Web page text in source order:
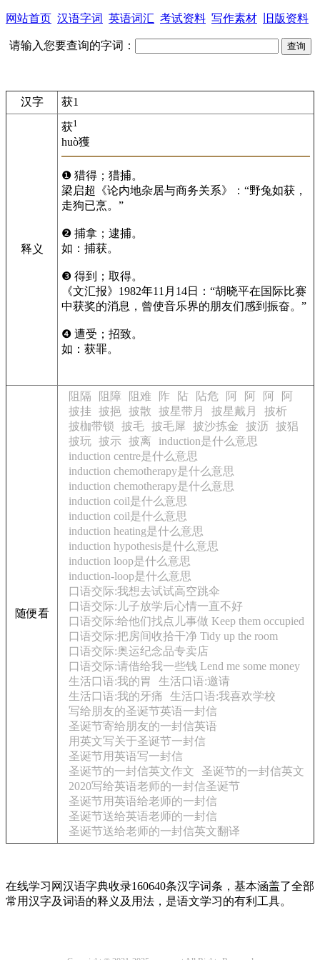
网站首页 汉语字词 英语词汇 考试资料 写作素材 旧版资料
请输入您要查询的字词：
汉字 获1
释义
获1
huò獲
❶ 猎得；猎捕。
梁启超《论内地杂居与商务关系》：“野兔如获，
走狗已烹。”
❷ 捕拿；逮捕。
如：捕获。
❸ 得到；取得。
《文汇报》1982年11月14日：“胡晓平在国际比赛
中获奖的消息，曾使音乐界的朋友们感到振奋。”
❹ 遭受；招致。
如：获罪。
随便看
阻隔 阻障 阻难 阼 阽 阽危 阿 阿 阿
阿
披挂
披挹 披散 披星带月 披星戴月
披析
披枷带锁
披毛 披毛犀 披沙拣金 披沥
披猖
披玩 披示 披离
induction是什么意思
induction centre是什么意思
induction chemotherapy是什么意思
induction chemotherapy是什么意思
induction coil是什么意思
induction coil是什么意思
induction heating是什么意思
induction hypothesis是什么意思
induction loop是什么意思
induction-loop是什么意思
口语交际:我想去试试高空跳伞
口语交际:儿子放学后心情一直不好
口语交际:给他们找点儿事做 Keep them occupied
口语交际:把房间收拾干净 Tidy up the room
口语交际:奥运纪念品专卖店
口语交际:请借给我一些钱 Lend me some money
生活口语:我的胃
生活口语:邀请
生活口语:我的牙痛
生活口语:我喜欢学校
写给朋友的圣诞节英语一封信
圣诞节寄给朋友的一封信英语
用英文写关于圣诞节一封信
圣诞节用英语写一封信
圣诞节的一封信英文作文
圣诞节的一封信英文
2020写给英语老师的一封信圣诞节
圣诞节用英语给老师的一封信
圣诞节送给英语老师的一封信
圣诞节送给老师的一封信英文翻译
在线学习网汉语字典收录160640条汉字词条，基本涵盖了全部
常用汉字及词语的释义及用法，是语文学习的有利工具。